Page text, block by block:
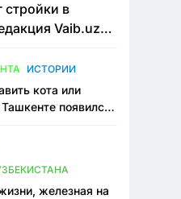
стройки в
Vaib.uz
ИСТОРИИ
кота или
появился
железная на